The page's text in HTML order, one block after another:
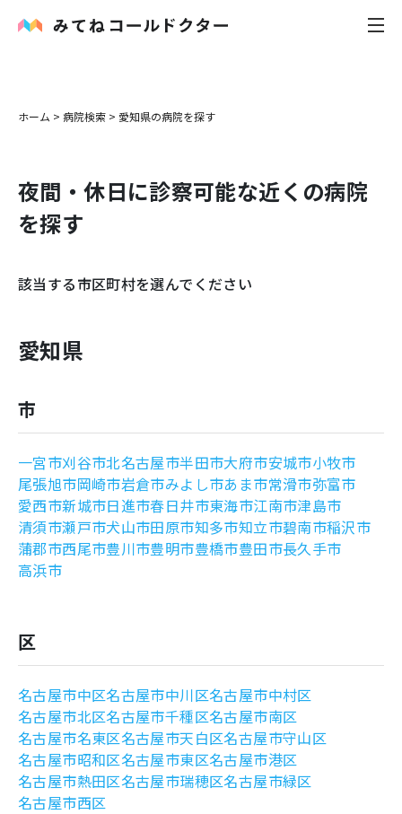
内科
花粉症
感染症
お役立ち記事
よくあるご質問
ホーム > 病院検索 > 愛知県の病院を探す
夜間・休日に診察可能な近くの病院
を探す
該当する市区町村を選んでください
愛知県
市
一宮市刈谷市北名古屋市半田市大府市安城市小牧市
尾張旭市岡崎市岩倉市みよし市あま市常滑市弥富市
愛西市新城市日進市春日井市東海市江南市津島市
清須市瀬戸市犬山市田原市知多市知立市碧南市稲沢市
蒲郡市西尾市豊川市豊明市豊橋市豊田市長久手市
高浜市
区
名古屋市中区名古屋市中川区名古屋市中村区
名古屋市北区名古屋市千種区名古屋市南区
名古屋市名東区名古屋市天白区名古屋市守山区
名古屋市昭和区名古屋市東区名古屋市港区
名古屋市熱田区名古屋市瑞穂区名古屋市緑区
名古屋市西区